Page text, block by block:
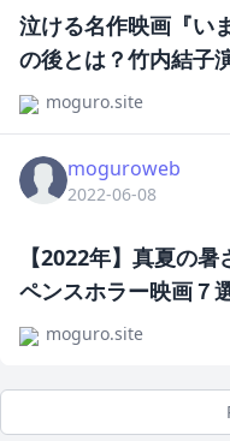
泣ける名作映画『い
の後とは？竹内結子
moguro.site
moguroweb
2022-06-08
【2022年】真夏の
ペンスホラー映画７
moguro.site